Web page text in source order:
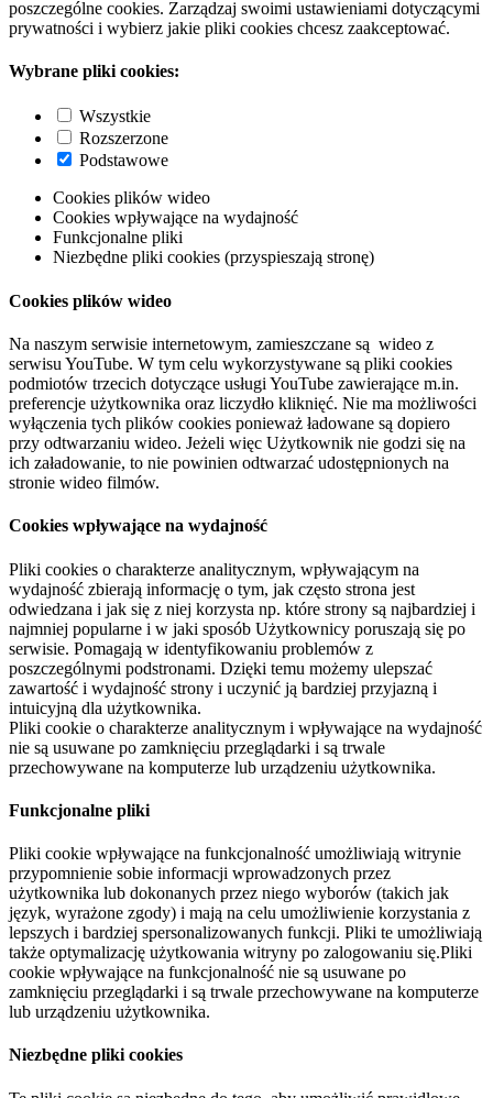
poszczególne cookies. Zarządzaj swoimi ustawieniami dotyczącymi
prywatności i wybierz jakie pliki cookies chcesz zaakceptować.
Wybrane pliki cookies:
Wszystkie
Rozszerzone
Podstawowe
Cookies plików wideo
Cookies wpływające na wydajność
Funkcjonalne pliki
Niezbędne pliki cookies (przyspieszają stronę)
Cookies plików wideo
Na naszym serwisie internetowym, zamieszczane są wideo z
serwisu YouTube. W tym celu wykorzystywane są pliki cookies
podmiotów trzecich dotyczące usługi YouTube zawierające m.in.
preferencje użytkownika oraz liczydło kliknięć. Nie ma możliwości
wyłączenia tych plików cookies ponieważ ładowane są dopiero
przy odtwarzaniu wideo. Jeżeli więc Użytkownik nie godzi się na
ich załadowanie, to nie powinien odtwarzać udostępnionych na
stronie wideo filmów.
Cookies wpływające na wydajność
Pliki cookies o charakterze analitycznym, wpływającym na
wydajność zbierają informację o tym, jak często strona jest
odwiedzana i jak się z niej korzysta np. które strony są najbardziej i
najmniej popularne i w jaki sposób Użytkownicy poruszają się po
serwisie. Pomagają w identyfikowaniu problemów z
poszczególnymi podstronami. Dzięki temu możemy ulepszać
zawartość i wydajność strony i uczynić ją bardziej przyjazną i
intuicyjną dla użytkownika.
Pliki cookie o charakterze analitycznym i wpływające na wydajność
nie są usuwane po zamknięciu przeglądarki i są trwale
przechowywane na komputerze lub urządzeniu użytkownika.
Funkcjonalne pliki
Pliki cookie wpływające na funkcjonalność umożliwiają witrynie
przypomnienie sobie informacji wprowadzonych przez
użytkownika lub dokonanych przez niego wyborów (takich jak
język, wyrażone zgody) i mają na celu umożliwienie korzystania z
lepszych i bardziej spersonalizowanych funkcji. Pliki te umożliwiają
także optymalizację użytkowania witryny po zalogowaniu się.Pliki
cookie wpływające na funkcjonalność nie są usuwane po
zamknięciu przeglądarki i są trwale przechowywane na komputerze
lub urządzeniu użytkownika.
Niezbędne pliki cookies